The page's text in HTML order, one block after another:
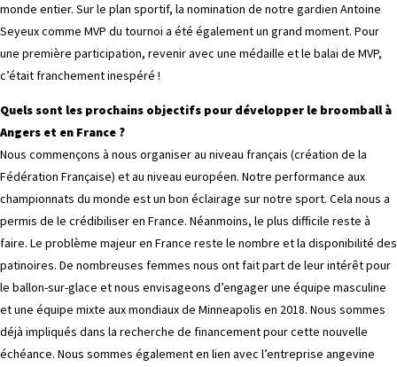
monde entier. Sur le plan sportif, la nomination de notre gardien Antoine
Seyeux comme MVP du tournoi a été également un grand moment. Pour
une première participation, revenir avec une médaille et le balai de MVP,
c’était franchement inespéré !
Quels sont les prochains objectifs pour développer le broomball à
Angers et en France ?
Nous commençons à nous organiser au niveau français (création de la
Fédération Française) et au niveau européen. Notre performance aux
championnats du monde est un bon éclairage sur notre sport. Cela nous a
permis de le crédibiliser en France. Néanmoins, le plus difficile reste à
faire. Le problème majeur en France reste le nombre et la disponibilité des
patinoires. De nombreuses femmes nous ont fait part de leur intérêt pour
le ballon-sur-glace et nous envisageons d’engager une équipe masculine
et une équipe mixte aux mondiaux de Minneapolis en 2018. Nous sommes
déjà impliqués dans la recherche de financement pour cette nouvelle
échéance. Nous sommes également en lien avec l’entreprise angevine